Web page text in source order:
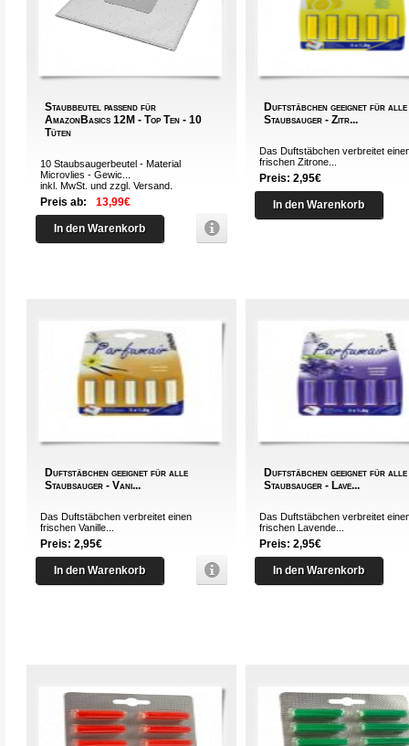
Staubbeutel passend für
AmazonBasics 12M - Top Ten - 10
Tüten
10 Staubsaugerbeutel - Material
Microvlies - Gewic...
inkl. MwSt. und zzgl.Versand
Preis ab: 13,99€
In den Warenkorb
Duftstäbchen geeignet für alle
Staubsauger - Zitr...
Das Duftstäbchen verbreitet
frischen Zitrone...
Preis: 2,95€
In den Warenkorb
Duftstäbchen geeignet für alle
Staubsauger - Vani...
Das Duftstäbchen verbreitet einen
frischen Vanille...
Preis: 2,95€
In den Warenkorb
Duftstäbchen geeignet für alle
Staubsauger - Lave...
Das Duftstäbchen verbreitet
frischen Lavende...
Preis: 2,95€
In den Warenkorb